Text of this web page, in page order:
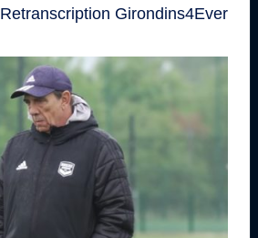
Retranscription Girondins4Ever